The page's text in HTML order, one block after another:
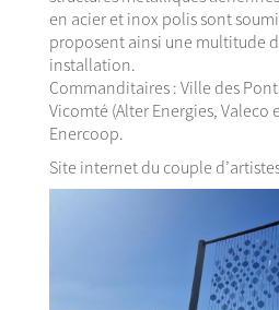
en acier et inox polis sont
proposent ainsi une multitude
installation.
Commanditaires : Ville des
Vicomté (Alter Energies, Valeco
Enercoop.
Site internet du couple